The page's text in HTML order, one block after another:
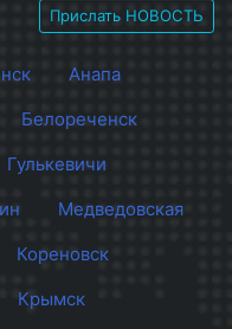
Прислать НОВОСТЬ
Анапа
Белореченск
Гулькевичи
Медведовская
Кореновск
Крымск